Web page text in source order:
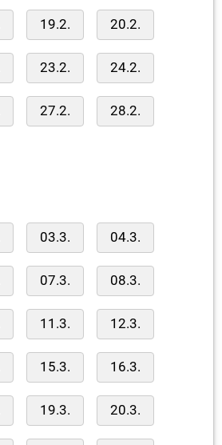
19.2. 20.2.
23.2. 24.2.
27.2. 28.2.
03.3. 04.3.
07.3. 08.3.
11.3. 12.3.
15.3. 16.3.
19.3. 20.3.